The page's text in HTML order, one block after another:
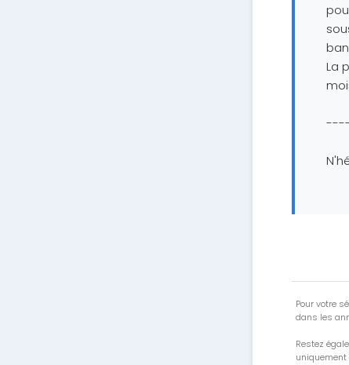
La
Pour votre
dans les
Restez
uniquement